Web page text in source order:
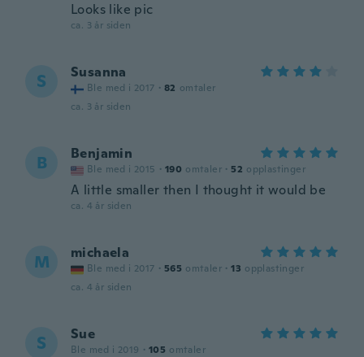
Looks like pic
ca. 3 år siden
S Susanna
Ble med i 2017 · 82 omtaler
ca. 3 år siden
B Benjamin
Ble med i 2015 · 190 omtaler · 52 opplastinger
A little smaller then I thought it would be
ca. 4 år siden
M michaela
Ble med i 2017 · 565 omtaler · 13 opplastinger
ca. 4 år siden
S Sue
Ble med i 2019 · 105 omtaler